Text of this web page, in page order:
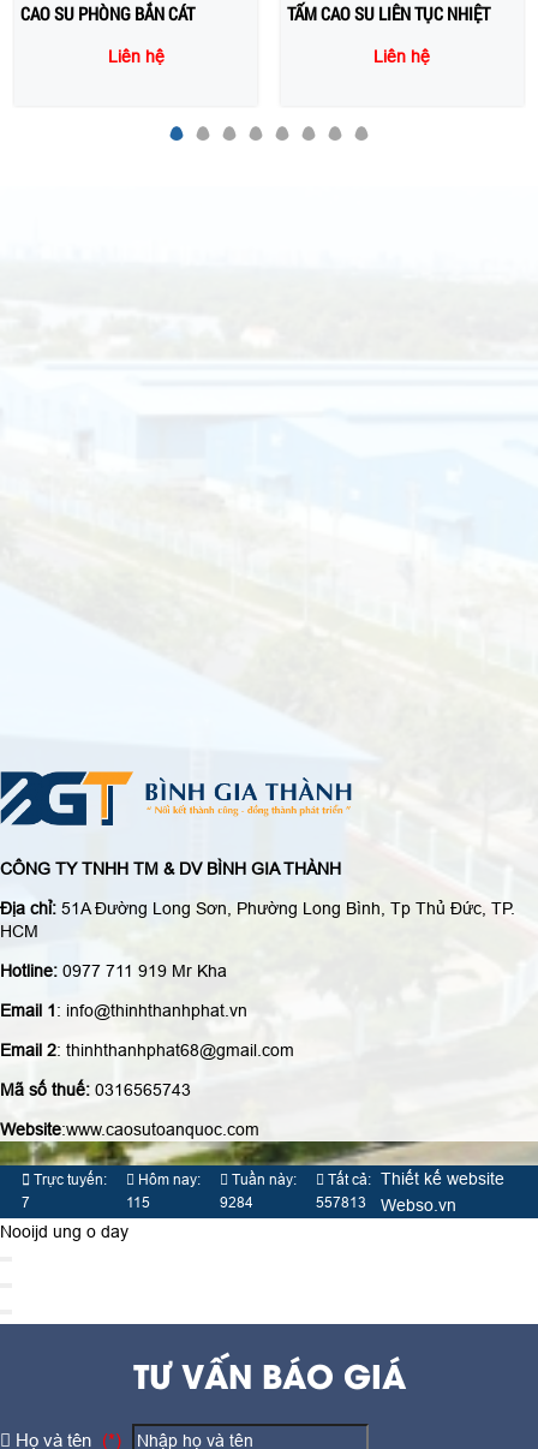
TẤM CAO SU LIÊN TỤC NHIỆT
Liên hệ
TẤM CAO SU BỐ VẢI - CAO SU
CÔNG TY TNHH TM & DV BÌNH GIA THÀNH
Địa chỉ:
Email 2 : thinhthanhphat68@gmail.com
Website:www.caosutoanquoc.com
7
Hôm nay:
115
Tuần này:
Tất cả:
Thiết kế website
TƯ VẤN BÁO GIÁ